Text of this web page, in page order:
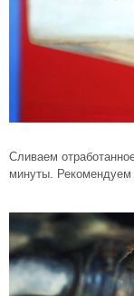
Сливаем
минуты. Рекомендуем